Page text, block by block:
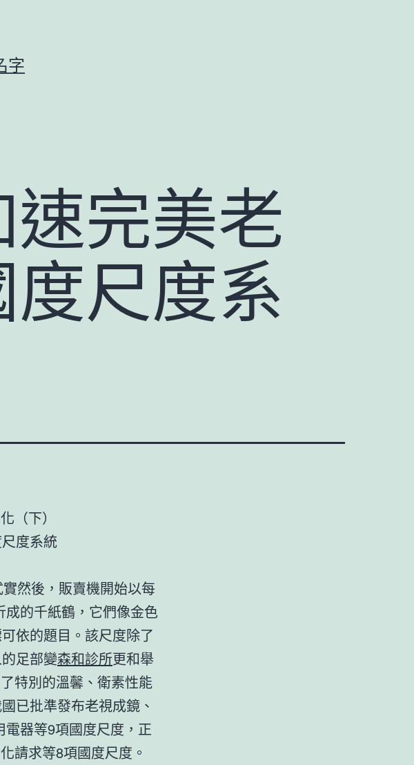
字
完美老
尺度系
（下）
度系統
然後，販賣機開始以每
的千紙鶴，它們像金色
依的題目。該尺度除了
足部變森和診所更和舉
特別的溫馨、衛素性能
已批準發布老視成鏡、
電器等9項國度尺度，正
請求等8項國度尺度。